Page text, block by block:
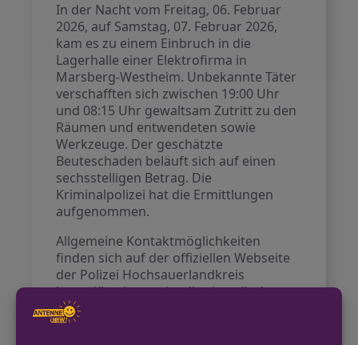
In der Nacht vom Freitag, 06. Februar
2026, auf Samstag, 07. Februar 2026,
kam es zu einem Einbruch in die
Lagerhalle einer Elektrofirma in
Marsberg-Westheim. Unbekannte Täter
verschafften sich zwischen 19:00 Uhr
und 08:15 Uhr gewaltsam Zutritt zu den
Räumen und entwendeten sowie
Werkzeuge. Der geschätzte
Beuteschaden beläuft sich auf einen
sechsstelligen Betrag. Die
Kriminalpolizei hat die Ermittlungen
aufgenommen.
Allgemeine Kontaktmöglichkeiten
finden sich auf der offiziellen Webseite
der Polizei Hochsauerlandkreis
https://hochsauerlandkreis.polizei.nrw.